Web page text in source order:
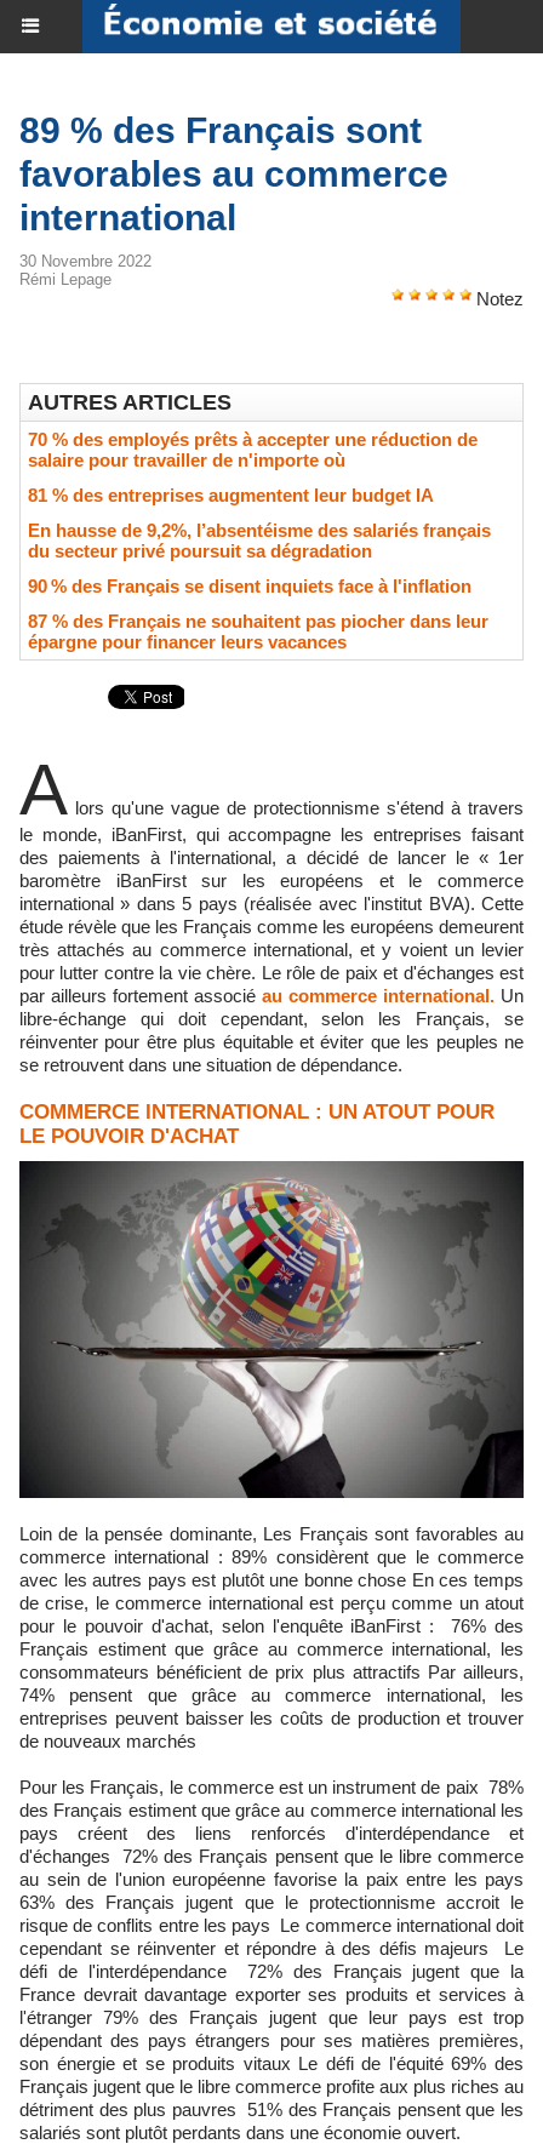
89 % des Français sont
favorables au commerce
international
30 Novembre 2022
Rémi Lepage
Notez
AUTRES ARTICLES
70 % des employés prêts à accepter une réduction de
salaire pour travailler de n'importe où
81 % des entreprises augmentent leur budget IA
En hausse de 9,2%, l’absentéisme des salariés français
du secteur privé poursuit sa dégradation
90 % des Français se disent inquiets face à l'inflation
87 % des Français ne souhaitent pas piocher dans leur
épargne pour financer leurs vacances
A lors qu'une vague de protectionnisme s'étend à travers
le monde, iBanFirst, qui accompagne les entreprises faisant
des paiements à l'international, a décidé de lancer le « 1er
baromètre iBanFirst sur les européens et le commerce
international » dans 5 pays (réalisée avec l'institut BVA). Cette
étude révèle que les Français comme les européens demeurent
très attachés au commerce international, et y voient un levier
pour lutter contre la vie chère. Le rôle de paix et d'échanges est
par ailleurs fortement associé au commerce international. Un
libre-échange qui doit cependant, selon les Français, se
réinventer pour être plus équitable et éviter que les peuples ne
se retrouvent dans une situation de dépendance.
COMMERCE INTERNATIONAL : UN ATOUT POUR
LE POUVOIR D'ACHAT
Loin de la pensée dominante, Les Français sont favorables au
commerce international : 89% considèrent que le commerce
avec les autres pays est plutôt une bonne chose En ces temps
de crise, le commerce international est perçu comme un atout
pour le pouvoir d'achat, selon l'enquête iBanFirst : 76% des
Français estiment que grâce au commerce international, les
consommateurs bénéficient de prix plus attractifs Par ailleurs,
74% pensent que grâce au commerce international, les
entreprises peuvent baisser les coûts de production et trouver
de nouveaux marchés
Pour les Français, le commerce est un instrument de paix 78%
des Français estiment que grâce au commerce international les
pays créent des liens renforcés d'interdépendance et
d'échanges 72% des Français pensent que le libre commerce
au sein de l'union européenne favorise la paix entre les pays
63% des Français jugent que le protectionnisme accroit le
risque de conflits entre les pays Le commerce international doit
cependant se réinventer et répondre à des défis majeurs Le
défi de l'interdépendance 72% des Français jugent que la
France devrait davantage exporter ses produits et services à
l'étranger 79% des Français jugent que leur pays est trop
dépendant des pays étrangers pour ses matières premières,
son énergie et se produits vitaux Le défi de l'équité 69% des
Français jugent que le libre commerce profite aux plus riches au
détriment des plus pauvres 51% des Français pensent que les
salariés sont plutôt perdants dans une économie ouvert.